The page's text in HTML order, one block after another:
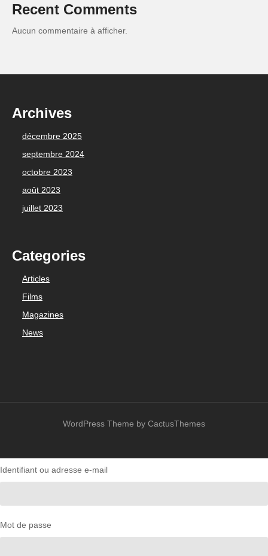
Recent Comments
Aucun commentaire à afficher.
Archives
décembre 2025
septembre 2024
octobre 2023
août 2023
juillet 2023
Categories
Articles
Films
Magazines
News
WordPress Theme by CactusThemes
Identifiant ou adresse e-mail
Mot de passe